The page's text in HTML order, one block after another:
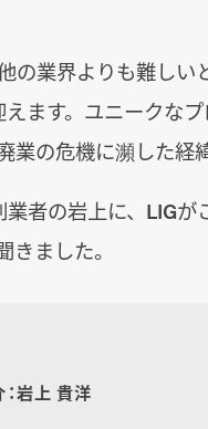
の業界よりも難しい
ます。ユニークな
業の危機に瀕した経
者の岩上に、LIG
きました。
岩上 貴洋